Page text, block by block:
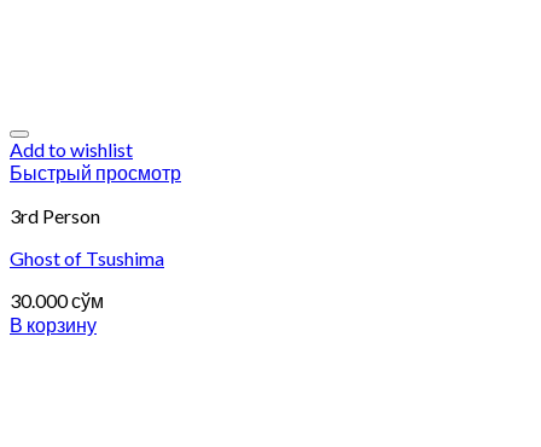
Add to wishlist
Быстрый просмотр
3rd Person
Ghost of Tsushima
30.000сўм
В корзину